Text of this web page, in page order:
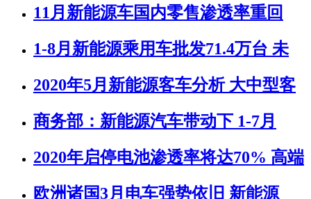
11月新能源车国内零售渗透率重回
1-8月新能源乘用车批发71.4万台 未
2020年5月新能源客车分析 大中型客
商务部：新能源汽车带动下 1-7月
2020年启停电池渗透率将达70% 高端
欧洲诸国3月电车强势依旧 新能源